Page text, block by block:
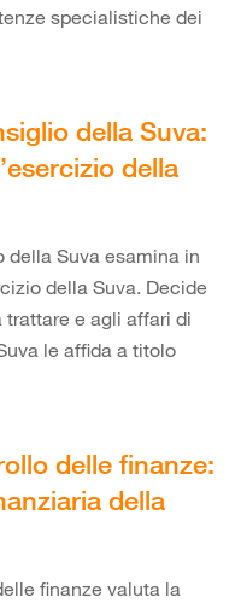
specialistiche dei
della Suva:
della
Suva esamina in
della Suva. Decide
e agli affari di
le affida a titolo
delle finanze:
della
finanze valuta la